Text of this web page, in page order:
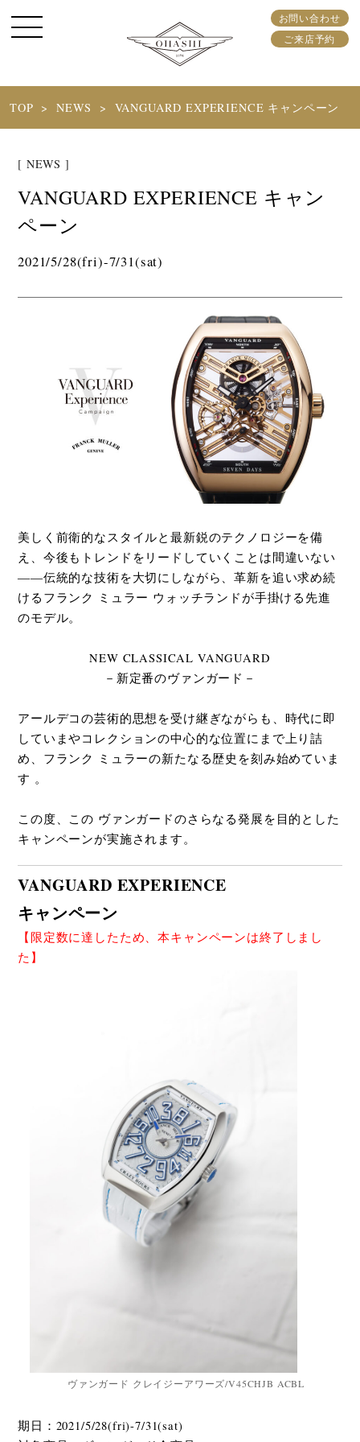
お問い合わせ
ご来店予約
TOP NEWS VANGUARD EXPERIENCE キャンペーン
[ NEWS ]
VANGUARD EXPERIENCE キャン
ペーン
2021/5/28(fri)-7/31(sat)
美しく前衛的なスタイルと最新鋭のテクノロジーを備
え、今後もトレンドをリードしていくことは間違いない
――伝統的な技術を大切にしながら、革新を追い求め続
けるフランク ミュラー ウォッチランドが手掛ける先進
のモデル。
NEW CLASSICAL VANGUARD
－新定番のヴァンガード－
アールデコの芸術的思想を受け継ぎながらも、時代に即
していまやコレクションの中心的な位置にまで上り詰
め、フランク ミュラーの新たなる歴史を刻み始めていま
す 。
この度、この ヴァンガードのさらなる発展を目的とした
キャンペーンが実施されます。
VANGUARD EXPERIENCE
キャンペーン
【限定数に達したため、本キャンペーンは終了しまし
た】
ヴァンガード クレイジーアワーズ/V45CHJB ACBL
期日：2021/5/28(fri)-7/31(sat)